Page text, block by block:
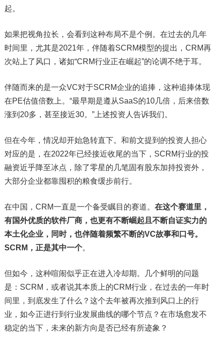
起。
如果把视角拉长，会看到这种布局不是个例。在过去的几年
时间里，尤其是2021年，伴随着SCRM模型的提出，CRM再
次站上了风口，诸如“CRM行业正在崛起”的论调不绝于耳。
伴随而来的是一众VC对于SCRM企业的追捧，这种追捧体现
在PE估值倍数上。“最早期是遵从SaaS的10几倍，后来倍数
涨到20多，甚至接近30。”上述投资人告诉我们。
但在今年，情况却开始急转直下。和前文提到的投资人担心
对应的是，在2022年已经接近收尾的当下，SCRM行业的投
融资近乎降至冰点，除了零星的几笔固有股东加持投资外，
大部分企业都靠囤积的粮食缓步前行。
在中国，CRM一直是一个备受瞩目的赛道。 在这个赛道里，
有国外优质的软件厂商，也更有不断崛起且不断自证实力的
本土化企业，同时，也伴随着频繁不断的VC故事和口号。
SCRM，正是其中一个。
但如今，这种喧闹似乎正在进入冷却期。几个鲜明的问题
是：SCRM，或者说其本质上的CRM行业，在过去的一年时
间里，到底发生了什么？这个去年被再次推到风口上的行
业，如今正进行到行业发展曲线的哪个节点？在市场愈发不
稳定的当下，未来的新方向是否已经有所迹象？